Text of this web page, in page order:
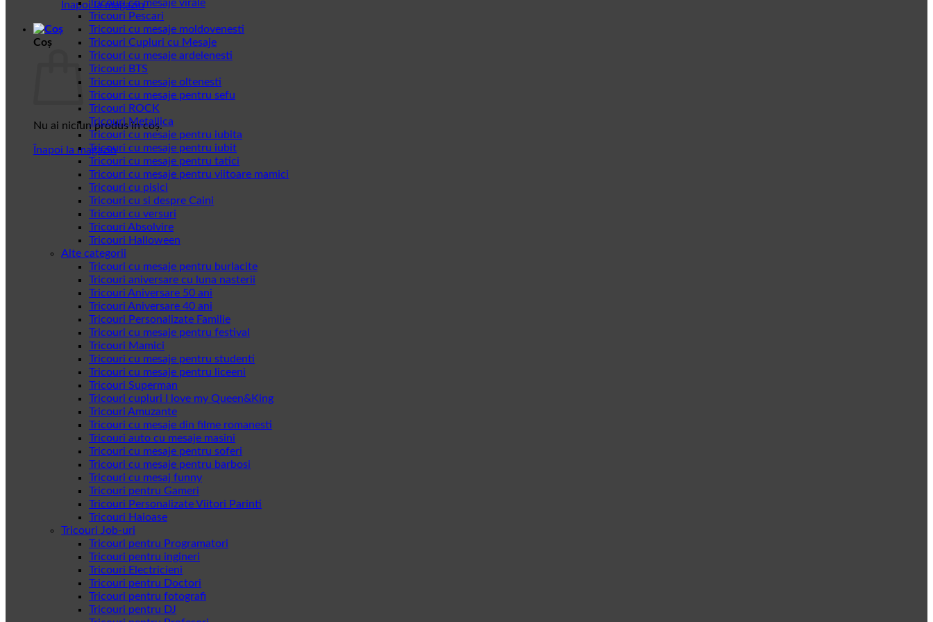
Înapoi la magazin
Coș
Nu ai niciun produs în coș.
Înapoi la magazin
Tricouri cu mesaje virale
Tricouri Pescari
Tricouri cu mesaje moldovenesti
Tricouri Cupluri cu Mesaje
Tricouri cu mesaje ardelenesti
Tricouri BTS
Tricouri cu mesaje oltenesti
Tricouri cu mesaje pentru sefu
Tricouri ROCK
Tricouri Metallica
Tricouri cu mesaje pentru iubita
Tricouri cu mesaje pentru iubit
Tricouri cu mesaje pentru tatici
Tricouri cu mesaje pentru viitoare mamici
Tricouri cu pisici
Tricouri cu si despre Caini
Tricouri cu versuri
Tricouri Absolvire
Tricouri Halloween
Alte categorii
Tricouri cu mesaje pentru burlacite
Tricouri aniversare cu luna nasterii
Tricouri Aniversare 50 ani
Tricouri Aniversare 40 ani
Tricouri Personalizate Familie
Tricouri cu mesaje pentru festival
Tricouri Mamici
Tricouri cu mesaje pentru studenti
Tricouri cu mesaje pentru liceeni
Tricouri Superman
Tricouri cupluri I love my Queen&King
Tricouri Amuzante
Tricouri cu mesaje din filme romanesti
Tricouri auto cu mesaje masini
Tricouri cu mesaje pentru soferi
Tricouri cu mesaje pentru barbosi
Tricouri cu mesaj funny
Tricouri pentru Gameri
Tricouri Personalizate Viitori Parinti
Tricouri Haioase
Tricouri Job-uri
Tricouri pentru Programatori
Tricouri pentru ingineri
Tricouri Electricieni
Tricouri pentru Doctori
Tricouri pentru fotografi
Tricouri pentru DJ